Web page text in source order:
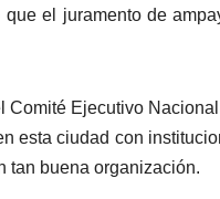
el juramento de
Comité Ejecutivo
esta ciudad con
tan buena organización.